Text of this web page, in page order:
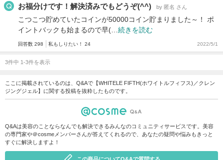
お福分けです！解決済みでもどうぞ(^^) by 匿名 さん
こつこつ貯めていたコインが50000コイン貯まりました～！ ポ
イントバックも始まるので早(… 続きを読む
回答数 298 私もしりたい！ 24 2022/5/1
3件中 1-3件を表示
ここに掲載されているのは、Q&Aで【WHITELE FIFTH(ホワイトルフィフス)／クレン
ジングジェル】に関する投稿を抜粋したものです。
Q&Aは美容のことならなんでも解決できるみんなのコミュニティサービスです。美容
の専門家や＠cosmeメンバーさんが答えてくれるので、あなたの疑問や悩みもきっと
すぐに解決しますよ！